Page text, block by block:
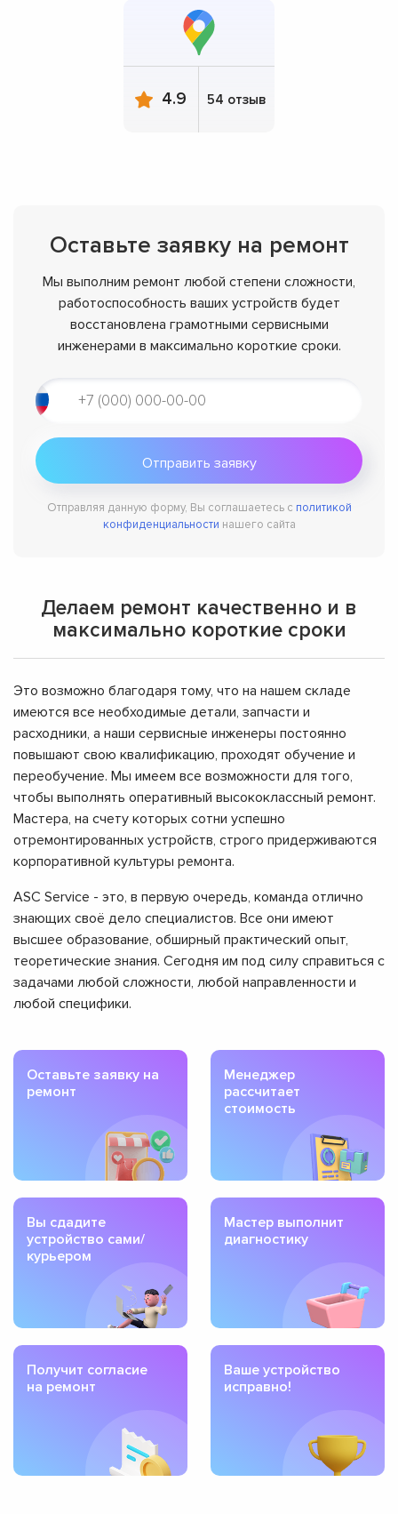
4.9 54 отзыв
Оставьте заявку на ремонт
Мы выполним ремонт любой степени сложности,
работоспособность ваших устройств будет
восстановлена грамотными сервисными
инженерами в максимально короткие сроки.
Отправляя данную форму, Вы соглашаетесь с политикой
конфиденциальности нашего сайта
Делаем ремонт качественно и в
максимально короткие сроки
Это возможно благодаря тому, что на нашем складе
имеются все необходимые детали, запчасти и
расходники, а наши сервисные инженеры постоянно
повышают свою квалификацию, проходят обучение и
переобучение. Мы имеем все возможности для того,
чтобы выполнять оперативный высококлассный ремонт.
Мастера, на счету которых сотни успешно
отремонтированных устройств, строго придерживаются
корпоративной культуры ремонта.
ASC Service - это, в первую очередь, команда отлично
знающих своё дело специалистов. Все они имеют
высшее образование, обширный практический опыт,
теоретические знания. Сегодня им под силу справиться с
задачами любой сложности, любой направленности и
любой специфики.
Оставьте заявку на
ремонт
Менеджер
рассчитает
стоимость
Вы сдадите
устройство сами/
курьером
Мастер выполнит
диагностику
Получит согласие
на ремонт
Ваше устройство
исправно!